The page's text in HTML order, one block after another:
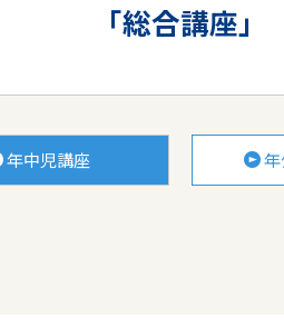
「総合講座」
年中児講座